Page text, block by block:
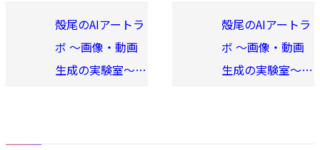
殻尾のAIアートラ
ボ 〜画像・動画
生成の実験室〜
殻尾のAIアートラ
ボ 〜画像・動画
生成の実験室〜